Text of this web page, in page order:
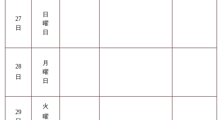
27
日
日
曜
日
28
日
月
曜
日
29
火
曜